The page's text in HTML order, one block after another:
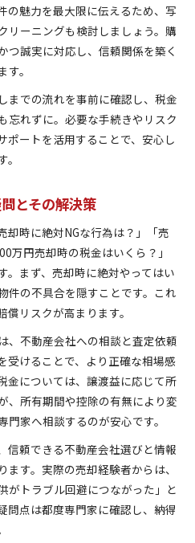
の魅力を最大限に伝えるため、写
リーニングも検討しましょう。購
つ誠実に対応し、信頼関係を築く
。
までの流れを事前に確認し、税金
忘れずに。必要な手続きやリスク
ポートを活用することで、安心し
とその解決策
却時に絶対NGな行為は？」「売
万円売却時の税金はいくら？」
。まず、売却時に絶対やってはい
件の不具合を隠すことです。これ
リスクが高まります。
、不動産会社への相談と査定依頼
受けることで、より正確な相場感
金については、譲渡益に応じて所
、所有期間や控除の有無により変
家へ相談するのが安心です。
信頼できる不動産会社選びと情報
す。実際の売却経験者からは、
がトラブル回避につながった」と
問点は都度専門家に確認し、納得